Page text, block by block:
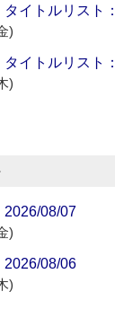
タイトルリス
)
タイトルリス
)
08/07
)
08/06
)